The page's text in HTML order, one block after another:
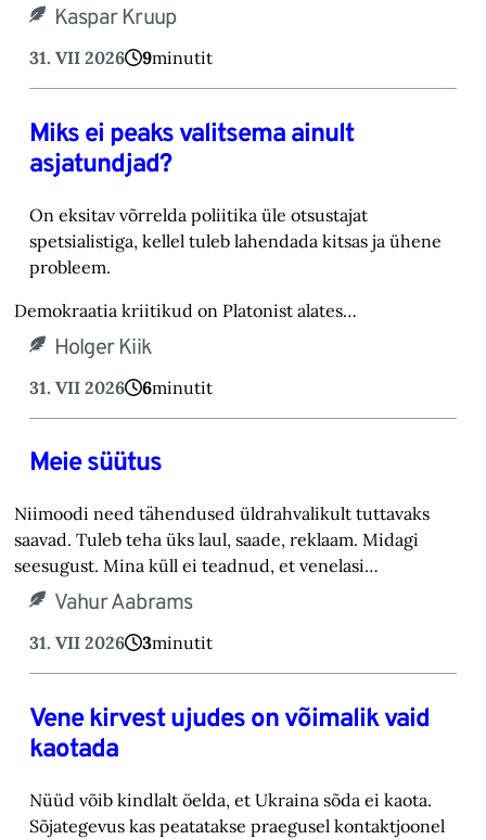
Kaspar Kruup
31. VII 2026 9minutit
Miks ei peaks valitsema ainult
asjatundjad?
On eksitav võrrelda poliitika üle otsustajat
spetsialistiga, kellel tuleb lahendada kitsas ja ühene
probleem.
Demokraatia kriitikud on Platonist alates…
Holger Kiik
31. VII 2026 6minutit
Meie süütus
Niimoodi need tähendused üldrahvalikult tuttavaks
saavad. Tuleb teha üks laul, saade, reklaam. Midagi
seesugust. Mina küll ei teadnud, et venelasi…
Vahur Aabrams
31. VII 2026 3minutit
Vene kirvest ujudes on võimalik vaid
kaotada
Nüüd võib kindlalt öelda, et Ukraina sõda ei kaota.
Sõjategevus kas peatatakse praegusel kontaktjoonel